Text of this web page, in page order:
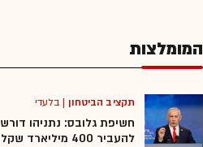
המומלצות
תקציב הביטחון |בלעדי
חשיפת גלובס: נתניהו דורש
להעביר 400 מיליארד שקל לביטחון